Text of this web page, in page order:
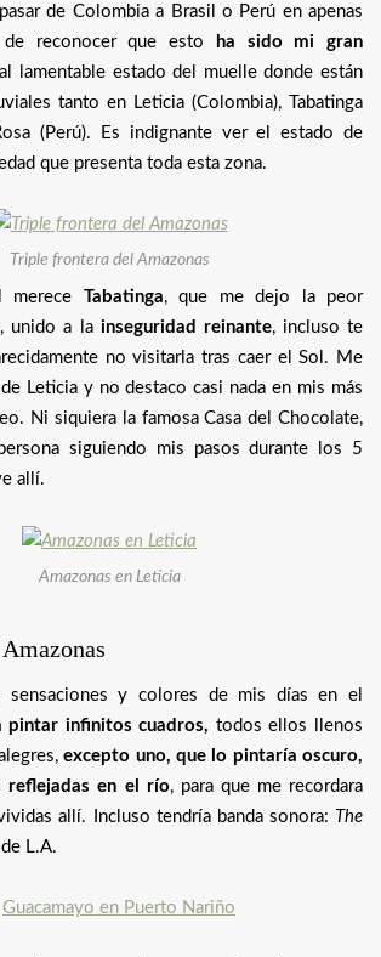
de Colombia a Brasil o Perú en apenas
reconocer que esto
ha sido mi gran
lamentable estado del muelle donde están
tanto en Leticia (Colombia), Tabatinga
(Perú). Es indignante ver el estado de
que presenta toda esta zona.
Triple frontera del Amazonas
merece Tabatinga, que me dejo la peor
unido a la inseguridad reinante, incluso te
no visitarla tras caer el Sol. Me
Leticia y no destaco casi nada en mis más
Ni siquiera la famosa Casa del Chocolate,
siguiendo mis pasos durante los 5
allí.
Amazonas en Leticia
sensaciones y colores de mis días en el
pintar infinitos cuadros, todos ellos llenos
excepto uno, que lo pintaría oscuro,
reflejadas en el río, para que me recordara
allí. Incluso tendría banda sonora: The
de L.A.